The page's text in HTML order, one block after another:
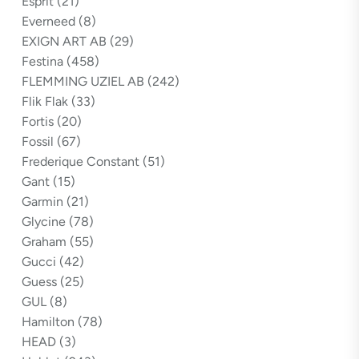
Everneed (8)
EXIGN ART AB (29)
Festina (458)
FLEMMING UZIEL AB (242)
Flik Flak (33)
Fortis (20)
Fossil (67)
Frederique Constant (51)
Gant (15)
Garmin (21)
Glycine (78)
Graham (55)
Gucci (42)
Guess (25)
GUL (8)
Hamilton (78)
HEAD (3)